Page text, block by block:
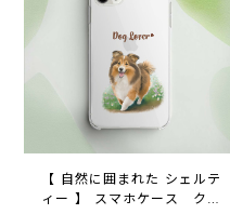
【 自然に囲まれた シェルテ
ィー 】 スマホケース クリ